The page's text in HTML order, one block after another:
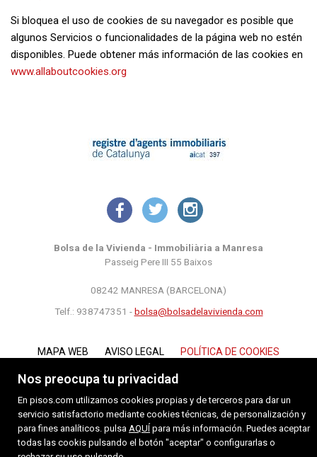
Nos preocupa tu privacidad
En pisos.com utilizamos cookies propias y de terceros para dar un
servicio satisfactorio mediante cookies técnicas, de personalización y
para fines analíticos. pulsa AQUÍ para más información. Puedes aceptar
todas las cookis pulsando el botón "aceptar" o configurarlas o
Si bloquea el uso de cookies de su navegador es posible que
algunos Servicios o funcionalidades de la página web no estén
disponibles. Puede obtener más información de las cookies en
www.allaboutcookies.org
Bolsa de la Vivienda - Immobiliària a Manresa
Passeig Pere III 55 Baixos
08242 MANRESA (BARCELONA)
Telf.: 938747351 -bolsa@bolsadelavivienda.com
MAPA WEB AVISO LEGAL POLÍTICA DE COOKIES